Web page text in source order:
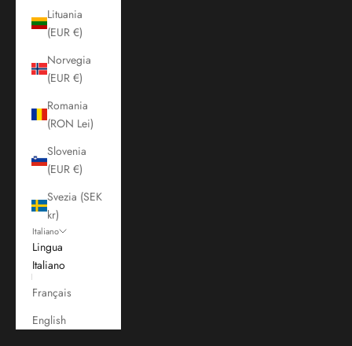
Lituania
(EUR €)
Norvegia
(EUR €)
Romania
(RON Lei)
Slovenia
(EUR €)
Svezia (SEK
kr)
Italiano
Lingua
Italiano
Français
English